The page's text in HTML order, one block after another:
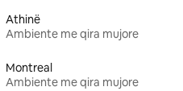
Athinë
Ambiente me qira mujore
Montreal
Ambiente me qira mujore